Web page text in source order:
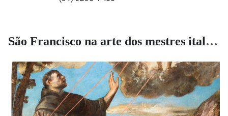
São Francisco na arte dos mestres italianos